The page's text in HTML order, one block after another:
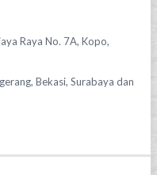
Raya No. 7A, Kopo,
Bekasi, Surabaya dan